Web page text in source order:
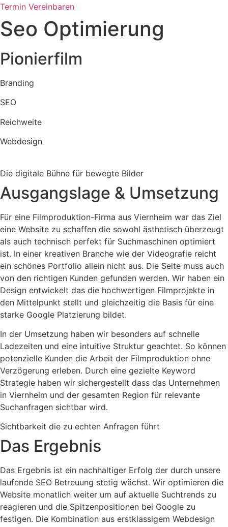
Termin Vereinbaren
Seo Optimierung
Pionierfilm
Branding
SEO
Reichweite
Webdesign
Die digitale Bühne für bewegte Bilder
Ausgangslage & Umsetzung
Für eine Filmproduktion-Firma aus Viernheim war das Ziel
eine Website zu schaffen die sowohl ästhetisch überzeugt
als auch technisch perfekt für Suchmaschinen optimiert
ist. In einer kreativen Branche wie der Videografie reicht
ein schönes Portfolio allein nicht aus. Die Seite muss auch
von den richtigen Kunden gefunden werden. Wir haben ein
Design entwickelt das die hochwertigen Filmprojekte in
den Mittelpunkt stellt und gleichzeitig die Basis für eine
starke Google Platzierung bildet.
In der Umsetzung haben wir besonders auf schnelle
Ladezeiten und eine intuitive Struktur geachtet. So können
potenzielle Kunden die Arbeit der Filmproduktion ohne
Verzögerung erleben. Durch eine gezielte Keyword
Strategie haben wir sichergestellt dass das Unternehmen
in Viernheim und der gesamten Region für relevante
Suchanfragen sichtbar wird.
Sichtbarkeit die zu echten Anfragen führt
Das Ergebnis
Das Ergebnis ist ein nachhaltiger Erfolg der durch unsere
laufende SEO Betreuung stetig wächst. Wir optimieren die
Website monatlich weiter um auf aktuelle Suchtrends zu
reagieren und die Spitzenpositionen bei Google zu
festigen. Die Kombination aus erstklassigem Webdesign